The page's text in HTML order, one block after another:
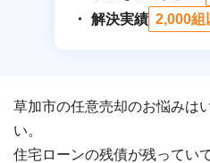
解決実績 2,000組
草加市の任意売却のお悩みは
い。
住宅ローンの残債が残ってい